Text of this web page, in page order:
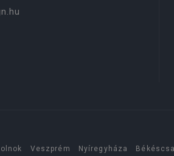
Veszprém Nyíregyháza